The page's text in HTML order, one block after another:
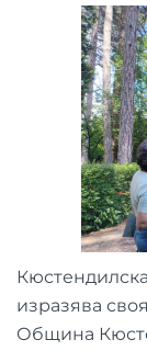
изразява
Община